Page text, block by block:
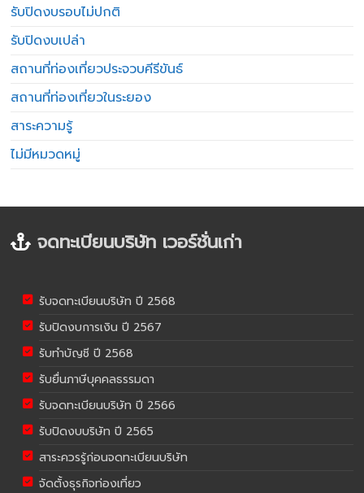
รับปิดงบรอบไม่ปกติ
รับปิดงบเปล่า
สถานที่ท่องเที่ยวประจวบคีรีขันธ์
สถานที่ท่องเที่ยวในระยอง
สาระความรู้
ไม่มีหมวดหมู่
จดทะเบียนบริษัท เวอร์ชั่นเก่า
รับจดทะเบียนบริษัท ปี 2568
รับปิดงบการเงิน ปี 2567
รับทำบัญชี ปี 2568
รับยื่นภาษีบุคคลธรรมดา
รับจดทะเบียนบริษัท ปี 2566
รับปิดงบบริษัท ปี 2565
สาระควรรู้ก่อนจดทะเบียนบริษัท
จัดตั้งธุรกิจท่องเที่ยว